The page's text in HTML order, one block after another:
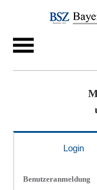
Login
Benutzeranmeldung